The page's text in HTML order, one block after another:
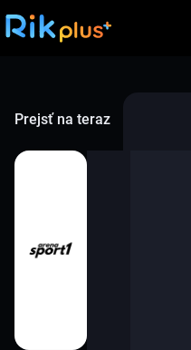
Prejsť na teraz